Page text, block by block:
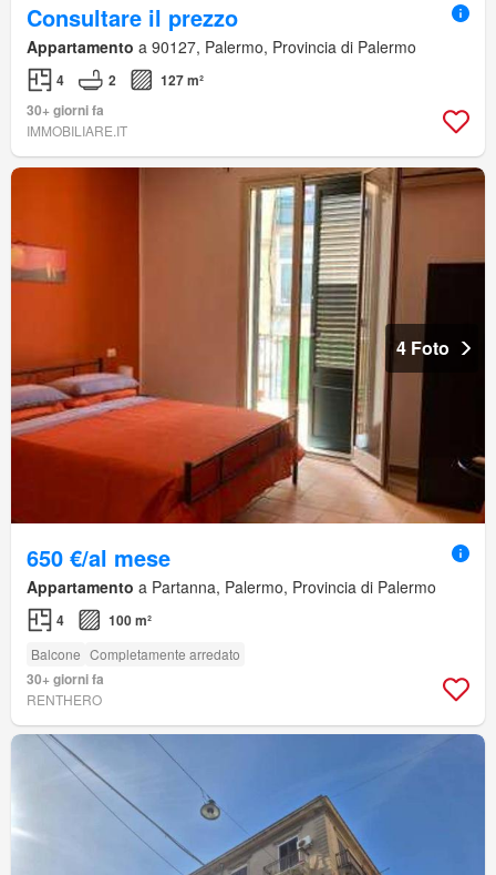
Consultare il prezzo
Appartamento a 90127, Palermo, Provincia di Palermo
4 2
127 m²
30+ giorni fa
IMMOBILIARE.IT
4 Foto
650 €/al mese
Appartamento a Partanna, Palermo, Provincia di Palermo
4 100 m²
Balcone Completamente arredato
30+ giorni fa
RENTHERO